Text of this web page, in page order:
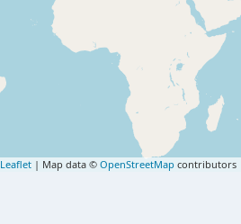
Leaflet | Map data © OpenStreetMap contributors